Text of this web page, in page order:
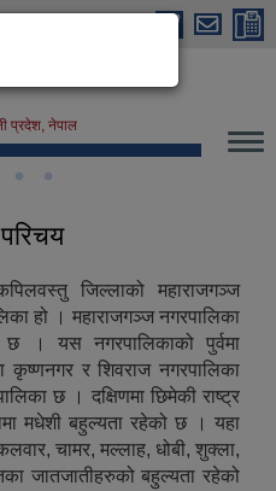
प्रदेश, नेपाल
जिल्लाको महाराजगञ्ज
हो । महाराजगञ्ज नगरपालिका
। यस नगरपालिकाको पुर्वमा
कृष्णनगर र शिवराज नगरपालिका
छ । दक्षिणमा छिमेकी राष्ट्र
मधेशी बहुल्यता रहेको छ । यहा
चामर, मल्लाह, धोबी, शुक्ला,
जातजातीहरुको बहुल्यता रहेको